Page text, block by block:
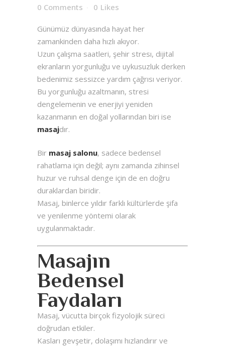
0 Comments
0 Likes
Günümüz dünyasında hayat her
zamankinden daha hızlı akıyor.
Uzun çalışma saatleri, şehir stresı, dijital
ekranların yorgunluğu ve uykusuzluk derken
bedenimiz sessizce yardım çağrısı veriyor.
Bu yorgunluğu azaltmanın, stresi
dengelemenin ve enerjiyi yeniden
kazanmanın en doğal yollarından biri ise
masajdır.
Bir masaj salonu, sadece bedensel
rahatlama için değil; aynı zamanda zihinsel
huzur ve ruhsal denge için de en doğru
duraklardan biridir.
Masaj, binlerce yıldır farklı kültürlerde şifa
ve yenilenme yöntemi olarak
uygulanmaktadır.
Masajın
Bedensel
Faydaları
Masaj, vücutta birçok fizyolojik süreci
doğrudan etkiler.
Kasları gevşetir, dolaşımı hızlandırır ve